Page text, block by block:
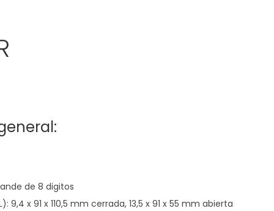
de 8 digitos
9,4 x 91 x 110,5 mm cerrada, 13,5 x 91 x 55 mm abierta